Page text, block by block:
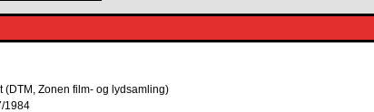
(DTM, Zonen film- og lydsamling)
1984